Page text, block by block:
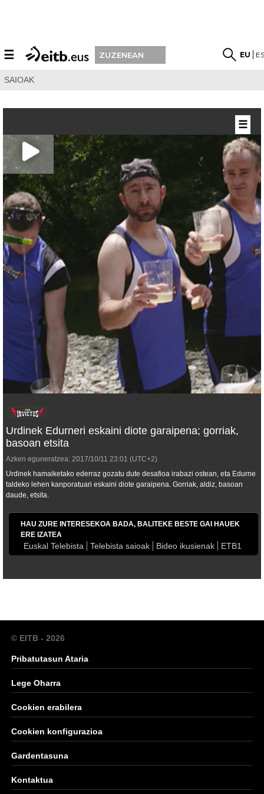
☰ ZUZENEAN EU
SAIOAK
Urdinek Edurneri eskaini diote garaipena; gorriak,
basoan etsita
Azken eguneratzea: 2017/10/11 23:01 (UTC+2)
Urdinek hamaiketako ederraz gozatu dute desafioa irabazi ostean, eta Edurne
taldeko lehen kanporatuari eskaini diote garaipena. Gorriak, aldiz, basoan
daude, etsita.
HAU ZURE INTERESEKOA BADA, BALITEKE BESTE GAI HAUEK
ERE IZATEA
Euskal Telebista Telebista saioak Bideo ikusienak ETB1
☰
© EITB - 2026
Pribatutasun Ataria
Lege Oharra
Cookien erabilera
Cookien konfigurazioa
Gardentasuna
Kontaktua